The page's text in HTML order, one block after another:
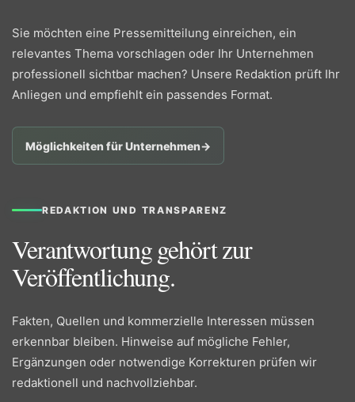
Sie möchten eine Pressemitteilung einreichen, ein
relevantes Thema vorschlagen oder Ihr Unternehmen
professionell sichtbar machen? Unsere Redaktion prüft Ihr
Anliegen und empfiehlt ein passendes Format.
Möglichkeiten für Unternehmen→
REDAKTION UND TRANSPARENZ
Verantwortung gehört zur
Veröffentlichung.
Fakten, Quellen und kommerzielle Interessen müssen
erkennbar bleiben. Hinweise auf mögliche Fehler,
Ergänzungen oder notwendige Korrekturen prüfen wir
redaktionell und nachvollziehbar.